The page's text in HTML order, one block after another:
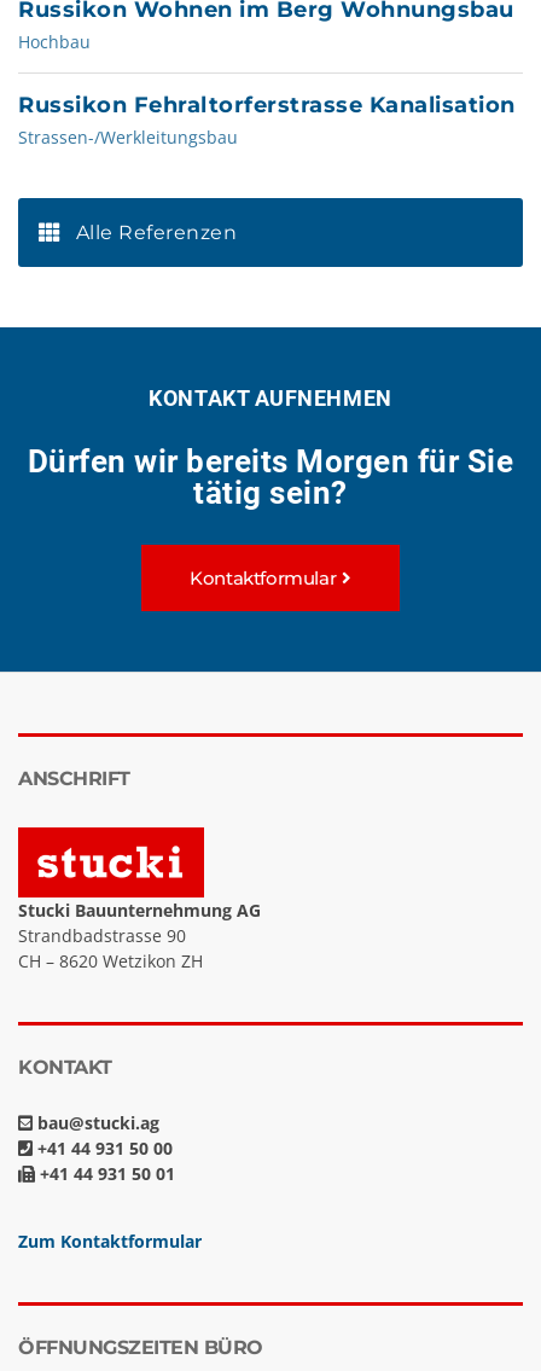
Russikon Wohnen im Berg Wohnungsbau
Hochbau
Russikon Fehraltorferstrasse Kanalisation
Strassen-/Werkleitungsbau
Alle Referenzen
KONTAKT AUFNEHMEN
Dürfen wir bereits Morgen für Sie
tätig sein?
Kontaktformular
ANSCHRIFT
Stucki Bauunternehmung AG
Strandbadstrasse 90
CH – 8620 Wetzikon ZH
KONTAKT
bau@stucki.ag
+41 44 931 50 00
+41 44 931 50 01
Zum Kontaktformular
ÖFFNUNGSZEITEN BÜRO